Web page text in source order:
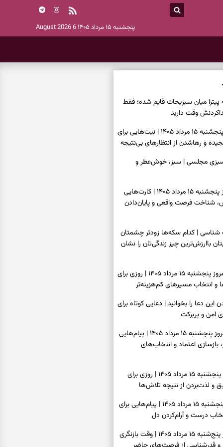
پنجشنبه ۱۵ مرداد ۱۴۰۵ 6 August 2026
پیتزا میان سبزیجات قایم شده؛ فقط
فال ابجد امروز پنجشنبه ۱۵ مرداد ۱۴۰۵ | نیت‌هایی برای
و رهاشدن از انتظارهای بی‌نتیجه
سبزی مجلسی | سبز، خوش‌عطر و
فال تاروت امروز پنجشنبه ۱۵ مرداد ۱۴۰۵ | کارت‌هایی
شناخت فرصت واقعی و پایان‌دادن
| کدام سکه‌ها زودتر چشمتان
باارزش‌ترین چیز زندگی‌تان را نشان
فال سرنوشت امروز پنجشنبه ۱۵ مرداد ۱۴۰۵ | روزی برای
و انتخاب مسیرهای کم‌هزینه‌تر
این دعا را بخوانید | دعایی کوتاه برای
امن و پربرکت
فال فرشتگان امروز پنجشنبه ۱۵ مرداد ۱۴۰۵ | پیام‌هایی
بازسازی اعتماد و انتخاب‌های
فال روزانه امروز پنجشنبه ۱۵ مرداد ۱۴۰۵ | روزی برای
و لذت‌بردن از نتیجه تلاش‌ها
فال انبیا امروز پنجشنبه ۱۵ مرداد ۱۴۰۵ | پیام‌هایی برای
درست و آرام‌کردن دل
فال حافظ امروز پنج‌شنبه ۱۵ مرداد ۱۴۰۵ | وقت بازنگری